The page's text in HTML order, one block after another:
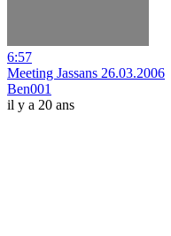
6:57
Meeting Jassans 26.03.2006
Ben001
il y a 20 ans